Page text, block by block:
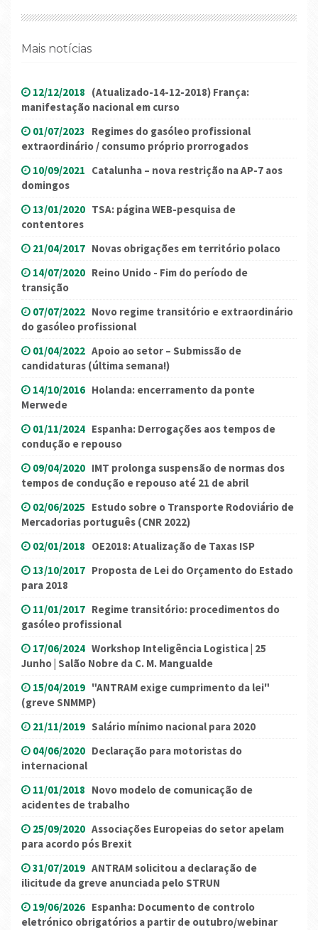
Mais notícias
12/12/2018 (Atualizado-14-12-2018) França:
manifestação nacional em curso
01/07/2023 Regimes do gasóleo profissional
extraordinário / consumo próprio prorrogados
10/09/2021 Catalunha – nova restrição na AP-7 aos
domingos
13/01/2020 TSA: página WEB-pesquisa de
contentores
21/04/2017 Novas obrigações em território polaco
14/07/2020 Reino Unido - Fim do período de
transição
07/07/2022 Novo regime transitório e extraordinário
do gasóleo profissional
01/04/2022 Apoio ao setor – Submissão de
candidaturas (última semana!)
14/10/2016 Holanda: encerramento da ponte
Merwede
01/11/2024 Espanha: Derrogações aos tempos de
condução e repouso
09/04/2020 IMT prolonga suspensão de normas dos
tempos de condução e repouso até 21 de abril
02/06/2025 Estudo sobre o Transporte Rodoviário de
Mercadorias português (CNR 2022)
02/01/2018 OE2018: Atualização de Taxas ISP
13/10/2017 Proposta de Lei do Orçamento do Estado
para 2018
11/01/2017 Regime transitório: procedimentos do
gasóleo profissional
17/06/2024 Workshop Inteligência Logistica | 25
Junho | Salão Nobre da C. M. Mangualde
15/04/2019 "ANTRAM exige cumprimento da lei"
(greve SNMMP)
21/11/2019 Salário mínimo nacional para 2020
04/06/2020 Declaração para motoristas do
internacional
11/01/2018 Novo modelo de comunicação de
acidentes de trabalho
25/09/2020 Associações Europeias do setor apelam
para acordo pós Brexit
31/07/2019 ANTRAM solicitou a declaração de
ilicitude da greve anunciada pelo STRUN
19/06/2026 Espanha: Documento de controlo
eletrónico obrigatórios a partir de outubro/webinar